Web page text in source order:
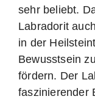
sehr beliebt.
Labradorit
in der
Bewusstsein
fördern. Der
faszinierender